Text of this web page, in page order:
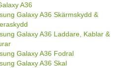
A36
Galaxy A36 Skärmskydd &
Galaxy A36 Laddare, Kablar &
Galaxy A36 Fodral
Galaxy A36 Skal